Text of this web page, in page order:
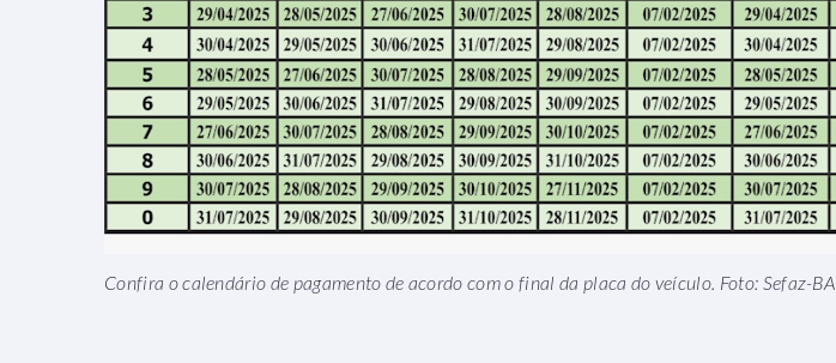
Confira o calendário de pagamento de acordo com o final da placa do veículo. Foto: Sefaz-BA